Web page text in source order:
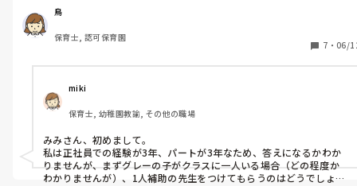
い。
工作の導入としてどのような工夫をしましたか？
みなさんの保育室での工作の環境はどのようなものですか？
長文になってしまいましたが、教えていただけると嬉しいです。
護者もクレーマー体質だったり問題がある家庭がほとんどです。
さらに前年度担任同士の人間関係によるいざこざが絶えず、その
影響でか子どもたち自体も落ち着きがありません。
前年度から職員の間で「絶対に受け持ちたくない最悪のクラス」
だと言われてきました。
私も希望していた訳ではありませんが、配置されてしまいまし
た。
4月から２ヶ月経つ現在も「なんで私がこのクラスに配置された
んだ」と絶望感が止みません。
自分に保育のスキルがあるわけでもなく、むしろ保育歴の中でほ
とんど乳児担当だったので幼児の生活など慣れていません。
鳥
保育士, 認可保育園
7 ・ 06/
miki
保育士, 幼稚園教諭, その他の職場
みみさん、初めまして。
私は正社員での経験が3年、パートが3年なため、答えになるかわか
りませんが、まずグレーの子がクラスに一人いる場合（どの程度か
わかりませんが）、1人補助の先生をつけてもらうのはどうでしょう